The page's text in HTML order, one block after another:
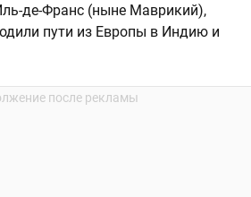
де-Франс (ныне Маврикий),
пути из Европы в Индию и